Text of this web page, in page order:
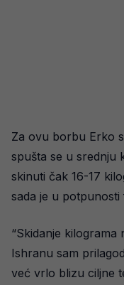
Za ovu borbu Erko
spušta se u srednju
skinuti čak 16-17
sada je u
“Skidanje kilograma
Ishranu sam
već vrlo blizu ciljne